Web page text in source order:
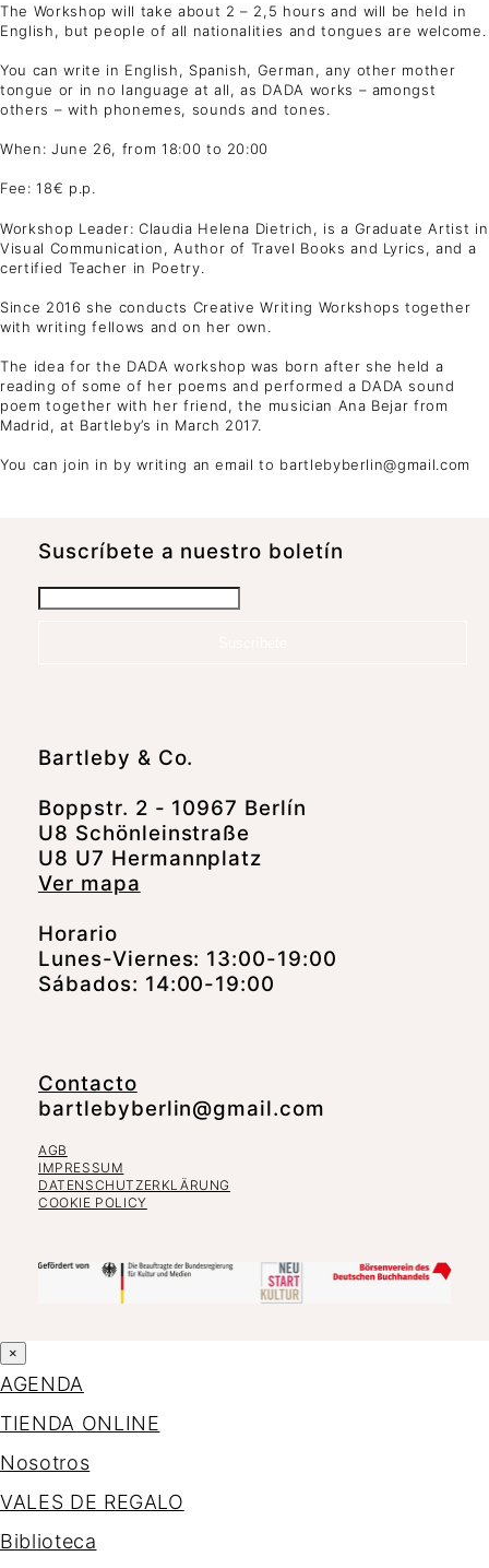
The Workshop will take about 2 – 2,5 hours and will be held in
English, but people of all nationalities and tongues are welcome.
You can write in English, Spanish, German, any other mother
tongue or in no language at all, as DADA works – amongst
others – with phonemes, sounds and tones.
When: June 26, from 18:00 to 20:00
Fee: 18€ p.p.
Workshop Leader: Claudia Helena Dietrich, is a Graduate Artist in
Visual Communication, Author of Travel Books and Lyrics, and a
certified Teacher in Poetry.
Since 2016 she conducts Creative Writing Workshops together
with writing fellows and on her own.
The idea for the DADA workshop was born after she held a
reading of some of her poems and performed a DADA sound
poem together with her friend, the musician Ana Bejar from
Madrid, at Bartleby’s in March 2017.
You can join in by writing an email to bartlebyberlin@gmail.com
Suscrí­bete a nuestro boletín
Bartleby & Co.
Boppstr. 2 - 10967 Berlín
U8 Schönleinstraße
U8 U7 Hermannplatz
Ver mapa
Horario
Lunes-Viernes: 13:00-19:00
Sábados: 14:00-19:00
Contacto
bartlebyberlin@gmail.com
AGB
IMPRESSUM
DATENSCHUTZERKLÄRUNG
COOKIE POLICY
×
AGENDA
TIENDA ONLINE
Nosotros
VALES DE REGALO
Biblioteca